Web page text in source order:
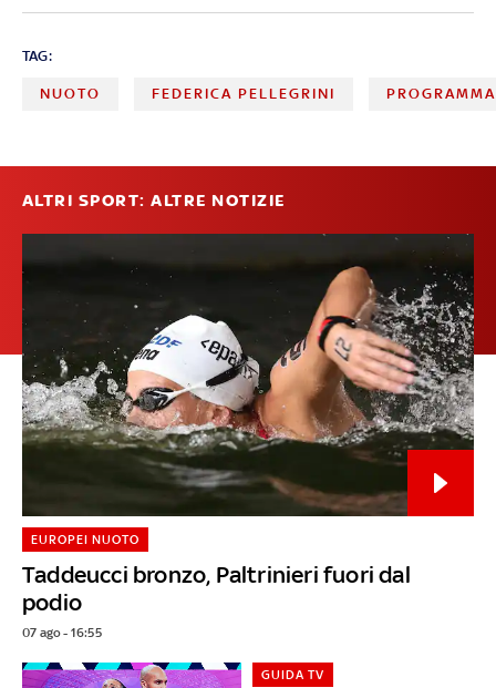
TAG:
NUOTO FEDERICA PELLEGRINI
ALTRI SPORT: ALTRE NOTIZIE
Taddeucci bronzo, Paltrinieri fuori dal
podio
EUROPEI NUOTO
07 ago - 16:55
GUIDA TV